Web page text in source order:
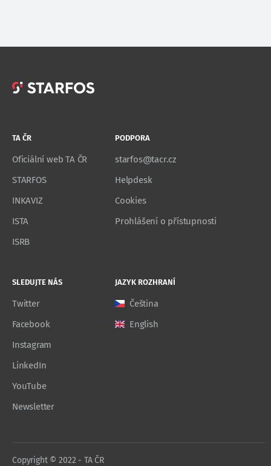
TA ČR
Oficiální web TA ČR
STARFOS
INKAVIZ
ISTA
ISRB
PODPORA
starfos@tacr.cz
Helpdesk
Cookies
Prohlášení o přístupnosti
SLEDUJTE NÁS
Twitter
Facebook
Instagram
LinkedIn
YouTube
Newsletter
JAZYK ROZHRANÍ
Čeština
English
Copyright © 2022 - TA ČR